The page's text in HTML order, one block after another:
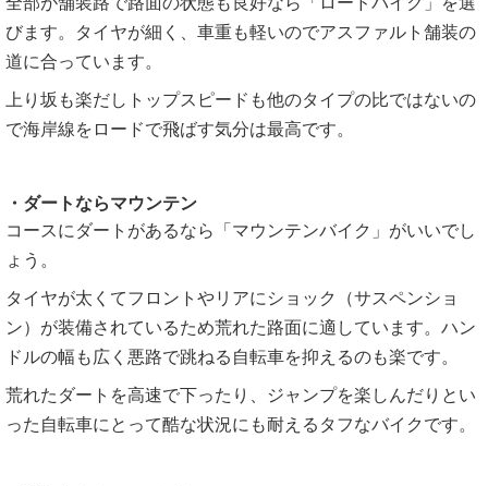
びます。タイヤが細く、車重も軽いのでアスファルト舗装の
道に合っています。
上り坂も楽だしトップスピードも他のタイプの比ではないの
で海岸線をロードで飛ばす気分は最高です。
・ダートならマウンテン
コースにダートがあるなら「マウンテンバイク」がいいでし
ょう。
タイヤが太くてフロントやリアにショック（サスペンショ
ン）が装備されているため荒れた路面に適しています。ハン
ドルの幅も広く悪路で跳ねる自転車を抑えるのも楽です。
荒れたダートを高速で下ったり、ジャンプを楽しんだりとい
った自転車にとって酷な状況にも耐えるタフなバイクです。